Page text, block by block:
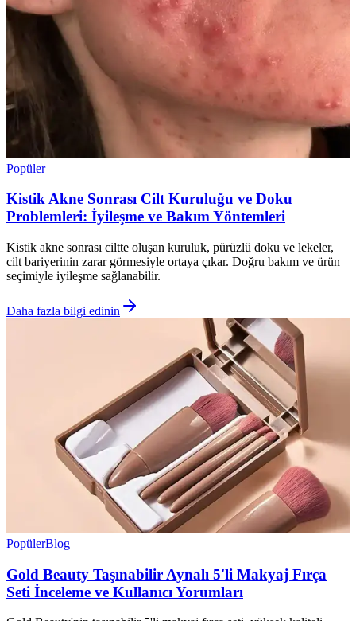
Popüler
Kistik Akne Sonrası Cilt Kuruluğu ve Doku
Problemleri: İyileşme ve Bakım Yöntemleri
Kistik akne sonrası ciltte oluşan kuruluk, pürüzlü doku ve lekeler,
cilt bariyerinin zarar görmesiyle ortaya çıkar. Doğru bakım ve ürün
seçimiyle iyileşme sağlanabilir.
Daha fazla bilgi edinin
PopülerBlog
Gold Beauty Taşınabilir Aynalı 5'li Makyaj Fırça
Seti İnceleme ve Kullanıcı Yorumları